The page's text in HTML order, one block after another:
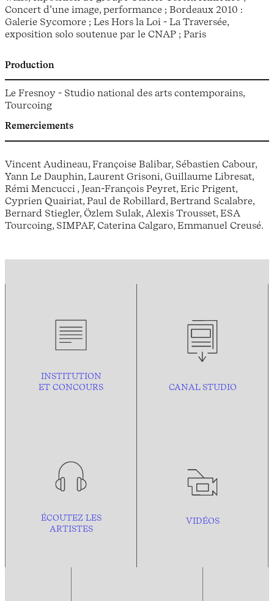
Concert d’une image, performance ; Bordeaux 2010 :
Galerie Sycomore ; Les Hors la Loi - La Traversée,
exposition solo soutenue par le CNAP ; Paris
Production
Le Fresnoy - Studio national des arts contemporains,
Tourcoing
Remerciements
Vincent Audineau, Françoise Balibar, Sébastien Cabour,
Yann Le Dauphin, Laurent Grisoni, Guillaume Libresat,
Rémi Mencucci , Jean-François Peyret, Eric Prigent,
Cyprien Quairiat, Paul de Robillard, Bertrand Scalabre,
Bernard Stiegler, Özlem Sulak, Alexis Trousset, ESA
Tourcoing, SIMPAF, Caterina Calgaro, Emmanuel Creusé.
INSTITUTION
ET CONCOURS
CANAL STUDIO
ÉCOUTEZ LES
ARTISTES
VIDÉOS